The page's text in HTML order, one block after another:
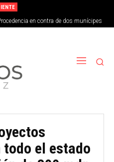
en contra de dos munícipes
todo el estado